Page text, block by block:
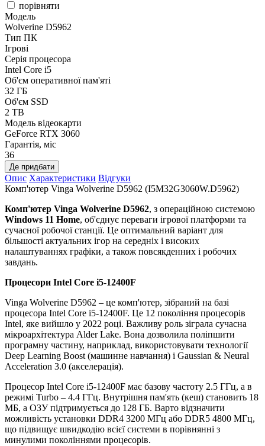
порівняти
Модель
Wolverine D5962
Тип ПК
Ігрові
Серія процесора
Intel Core i5
Об'єм оперативної пам'яті
32 ГБ
Об'єм SSD
2 TB
Модель відеокарти
GeForce RTX 3060
Гарантія, міс
36
Де придбати
Опис Характеристики Відгуки
Комп'ютер Vinga Wolverine D5962 (I5M32G3060W.D5962)
Комп'ютер Vinga Wolverine D5962, з операційною системою
Windows 11 Home, об'єднує переваги ігрової платформи та
сучасної робочої станції. Це оптимальний варіант для
більшості актуальних ігор на середніх і високих
налаштуваннях графіки, а також повсякденних і робочих
завдань.
Процесори Intel Core i5-12400F
Vinga Wolverine D5962 – це комп'ютер, зібраний на базі
процесора Intel Core i5-12400F. Це 12 покоління процесорів
Intel, яке вийшло у 2022 році. Важливу роль зіграла сучасна
мікроархітектура Alder Lake. Вона дозволила поліпшити
програмну частину, наприклад, використовувати технології
Deep Learning Boost (машинне навчання) і Gaussian & Neural
Acceleration 3.0 (акселерація).
Процесор Intel Core i5-12400F має базову частоту 2.5 ГГц, а в
режимі Turbo – 4.4 ГГц. Внутрішня пам'ять (кеш) становить 18
МБ, а ОЗУ підтримується до 128 ГБ. Варто відзначити
можливість установки DDR4 3200 МГц або DDR5 4800 МГц,
що підвищує швидкодію всієї системи в порівнянні з
минулими поколіннями процесорів.